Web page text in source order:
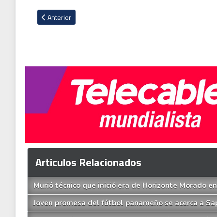
Artículo anterior: Washington Ortega: “Imaginaba salir
Anterior
Articulos Relacionados
Murió técnico que inició era de Horizonte Morado
Joven promesa del fútbol panameño se acerca a